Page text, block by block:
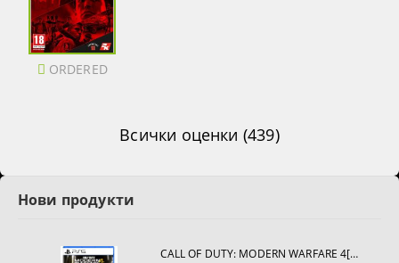
ORDERED
Всички оценки (439)
Нови продукти
CALL OF DUTY: MODERN WARFARE 4[PS5]